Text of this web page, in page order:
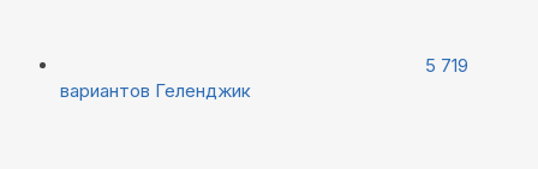
5 719
вариантов Геленджик